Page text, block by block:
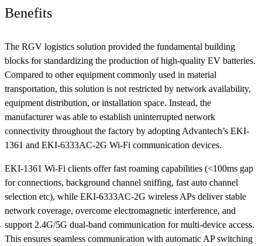
Benefits
The RGV logistics solution provided the fundamental building
blocks for standardizing the production of high-quality EV batteries.
Compared to other equipment commonly used in material
transportation, this solution is not restricted by network availability,
equipment distribution, or installation space. Instead, the
manufacturer was able to establish uninterrupted network
connectivity throughout the factory by adopting Advantech’s EKI-
1361 and EKI-6333AC-2G Wi-Fi communication devices.
EKI-1361 Wi-Fi clients offer fast roaming capabilities (<100ms gap
for connections, background channel sniffing, fast auto channel
selection etc), while EKI-6333AC-2G wireless APs deliver stable
network coverage, overcome electromagnetic interference, and
support 2.4G/5G dual-band communication for multi-device access.
This ensures seamless communication with automatic AP switching